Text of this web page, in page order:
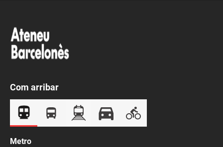
Com arribar
Metro